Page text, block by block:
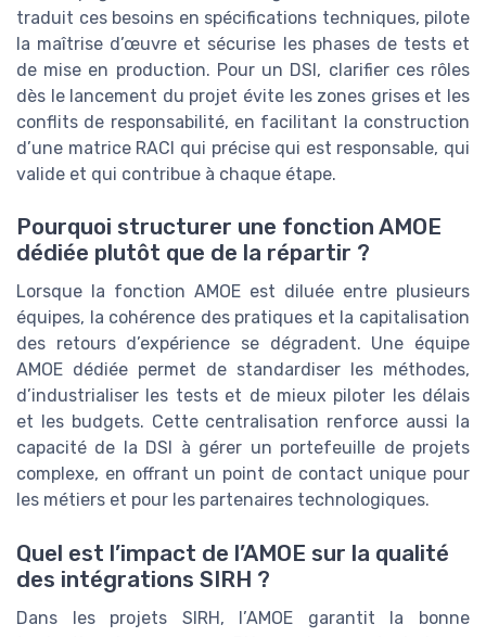
traduit ces besoins en spécifications techniques, pilote
la maîtrise d’œuvre et sécurise les phases de tests et
de mise en production. Pour un DSI, clarifier ces rôles
dès le lancement du projet évite les zones grises et les
conflits de responsabilité, en facilitant la construction
d’une matrice RACI qui précise qui est responsable, qui
valide et qui contribue à chaque étape.
Pourquoi structurer une fonction AMOE
dédiée plutôt que de la répartir ?
Lorsque la fonction AMOE est diluée entre plusieurs
équipes, la cohérence des pratiques et la capitalisation
des retours d’expérience se dégradent. Une équipe
AMOE dédiée permet de standardiser les méthodes,
d’industrialiser les tests et de mieux piloter les délais
et les budgets. Cette centralisation renforce aussi la
capacité de la DSI à gérer un portefeuille de projets
complexe, en offrant un point de contact unique pour
les métiers et pour les partenaires technologiques.
Quel est l’impact de l’AMOE sur la qualité
des intégrations SIRH ?
Dans les projets SIRH, l’AMOE garantit la bonne